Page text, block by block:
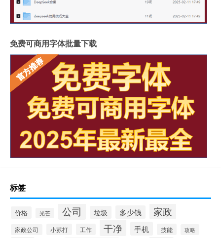
免费可商用字体批量下载
标签
价格 光芒 公司 垃圾 多少钱 家政
家政公司 小苏打 工作 干净 手机 技能 攻略